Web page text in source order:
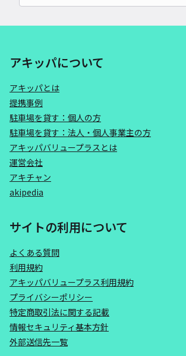
アキッパについて
アキッパとは
提携事例
駐車場を貸す：個人の方
駐車場を貸す：法人・個人事業主の方
アキッパバリュープラスとは
運営会社
アキチャン
akipedia
サイトの利用について
よくある質問
利用規約
アキッパバリュープラス利用規約
プライバシーポリシー
特定商取引法に関する記載
情報セキュリティ基本方針
外部送信先一覧